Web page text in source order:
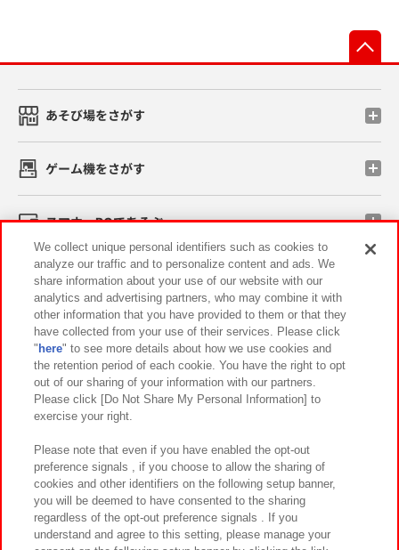
あそび場をさがす
ゲーム機をさがす
スマホ・PCであそぶ
イベント・キャンペーン
関連会社 サステナビリティ サイトポリシー
プライバシーポリシー ウェブアクセシビリティ方針と検証結果
お取引先さまとともに
カスタマーハラスメント対応方針 よくあるご質問・お問い合わせ
We collect unique personal identifiers such as cookies to
analyze our traffic and to personalize content and ads. We
share information about your use of our website with our
analytics and advertising partners, who may combine it with
other information that you have provided to them or that they
have collected from your use of their services. Please click
" here" to see more details about how we use cookies and
the retention period of each cookie. You have the right to opt
out of our sharing of your information with our partners.
Please click [Do Not Share My Personal Information] to
exercise your right.
Please note that even if you have enabled the opt-out
preference signals , if you choose to allow the sharing of
cookies and other identifiers on the following setup banner,
you will be deemed to have consented to the sharing
regardless of the opt-out preference signals . If you
understand and agree to this setting, please manage your